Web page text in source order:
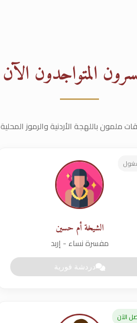
المتواجدون الآن
ملمون باللهجة الأردنية والرموز المحلية
الشيخة أم حسين
مفسرة نساء - إربد
دردشة فورية
الآن